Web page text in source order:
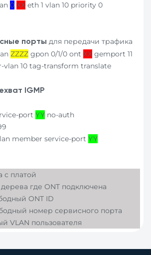
0 ХХ eth 1 vlan 10 priority 0
порты для передачи трафика
ZZZZ gpon 0/1/0 ontХХ gemport 11
vlan 10 tag-transform translate
IGMP
portYY no-auth
member service-portYY
с платой
где ONT подключена
ONT ID
номер сервисного порта
VLAN пользователя